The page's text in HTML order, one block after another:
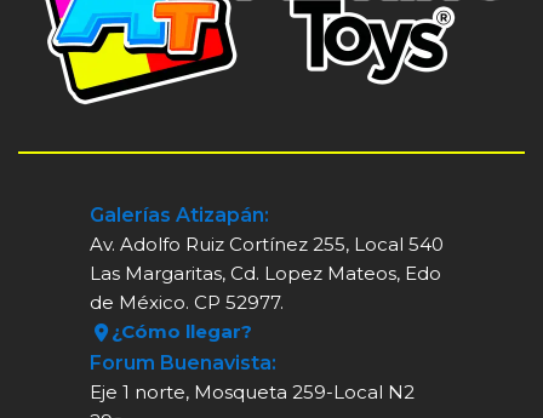
Galerías Atizapán:
Av. Adolfo Ruiz Cortínez 255, Local 540
Las Margaritas, Cd. Lopez Mateos, Edo
de México. CP 52977.
¿Cómo llegar?
Forum Buenavista:
Eje 1 norte, Mosqueta 259-Local N2